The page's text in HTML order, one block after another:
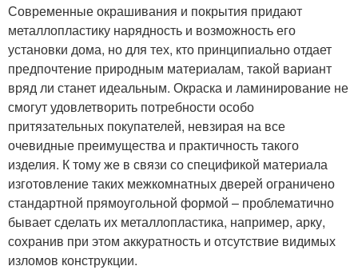
Современные окрашивания и покрытия придают
металлопластику нарядность и возможность его
установки дома, но для тех, кто принципиально отдает
предпочтение природным материалам, такой вариант
вряд ли станет идеальным. Окраска и ламинирование не
смогут удовлетворить потребности особо
притязательных покупателей, невзирая на все
очевидные преимущества и практичность такого
изделия. К тому же в связи со спецификой материала
изготовление таких межкомнатных дверей ограничено
стандартной прямоугольной формой – проблематично
бывает сделать их металлопластика, например, арку,
сохранив при этом аккуратность и отсутствие видимых
изломов конструкции.